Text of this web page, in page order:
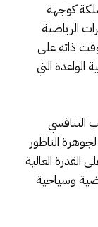
كوجهة
الرياضية
ذاته على
الواعدة التي
التنافسي
الناظور
القدرة العالية
وسياحية